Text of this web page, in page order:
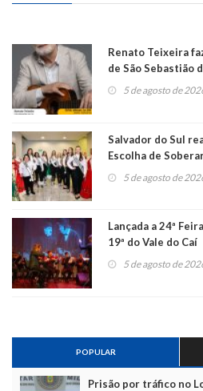
Renato Teixeira
de São Sebastião
5 de agosto de
Salvador do Sul
Escolha de
5 de agosto de
Lançada a 24ª
19ª do Vale do Caí
5 de agosto de
POPULAR
Prisão por tráfico no